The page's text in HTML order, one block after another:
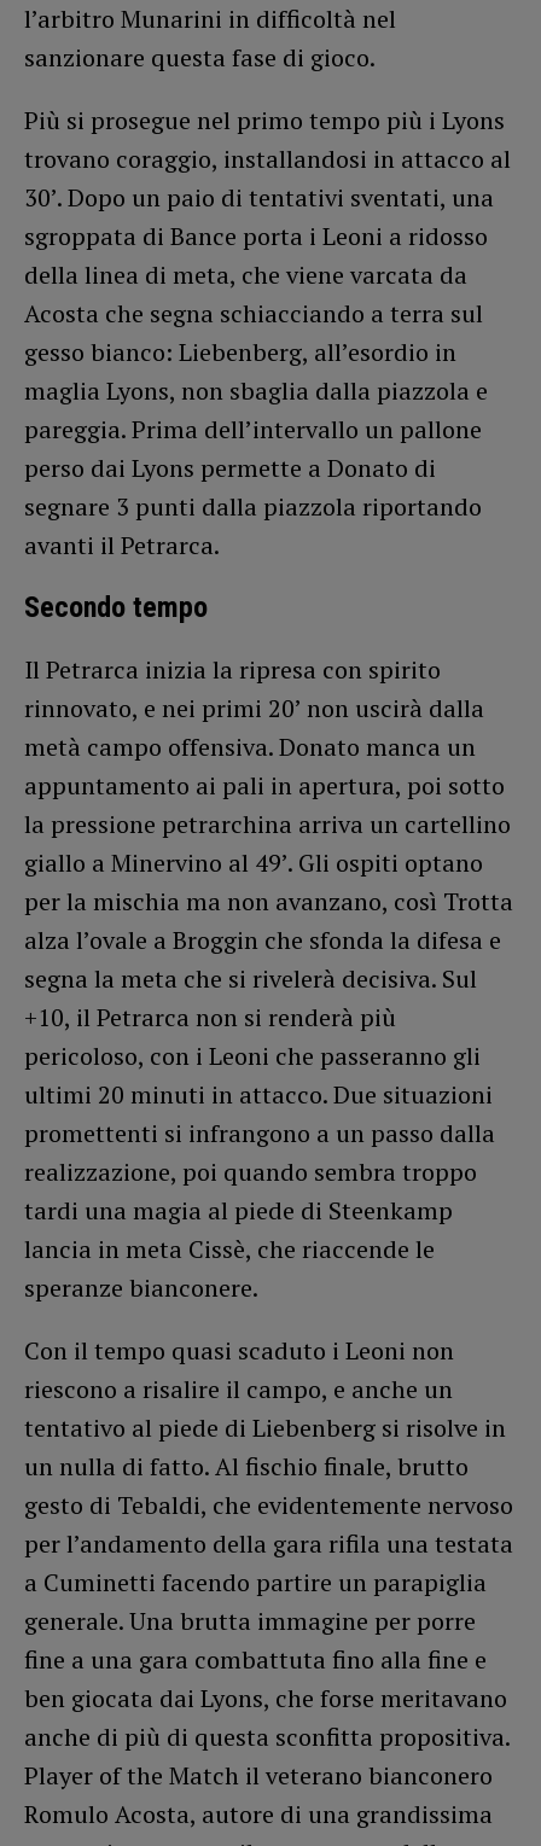
l’arbitro Munarini in difficoltà nel
sanzionare questa fase di gioco.
Più si prosegue nel primo tempo più i Lyons
trovano coraggio, installandosi in attacco al
30’. Dopo un paio di tentativi sventati, una
sgroppata di Bance porta i Leoni a ridosso
della linea di meta, che viene varcata da
Acosta che segna schiacciando a terra sul
gesso bianco: Liebenberg, all’esordio in
maglia Lyons, non sbaglia dalla piazzola e
pareggia. Prima dell’intervallo un pallone
perso dai Lyons permette a Donato di
segnare 3 punti dalla piazzola riportando
avanti il Petrarca.
Secondo tempo
Il Petrarca inizia la ripresa con spirito
rinnovato, e nei primi 20’ non uscirà dalla
metà campo offensiva. Donato manca un
appuntamento ai pali in apertura, poi sotto
la pressione petrarchina arriva un cartellino
giallo a Minervino al 49’. Gli ospiti optano
per la mischia ma non avanzano, così Trotta
alza l’ovale a Broggin che sfonda la difesa e
segna la meta che si rivelerà decisiva. Sul
+10, il Petrarca non si renderà più
pericoloso, con i Leoni che passeranno gli
ultimi 20 minuti in attacco. Due situazioni
promettenti si infrangono a un passo dalla
realizzazione, poi quando sembra troppo
tardi una magia al piede di Steenkamp
lancia in meta Cissè, che riaccende le
speranze bianconere.
Con il tempo quasi scaduto i Leoni non
riescono a risalire il campo, e anche un
tentativo al piede di Liebenberg si risolve in
un nulla di fatto. Al fischio finale, brutto
gesto di Tebaldi, che evidentemente nervoso
per l’andamento della gara rifila una testata
a Cuminetti facendo partire un parapiglia
generale. Una brutta immagine per porre
fine a una gara combattuta fino alla fine e
ben giocata dai Lyons, che forse meritavano
anche di più di questa sconfitta propositiva.
Player of the Match il veterano bianconero
Romulo Acosta, autore di una grandissima